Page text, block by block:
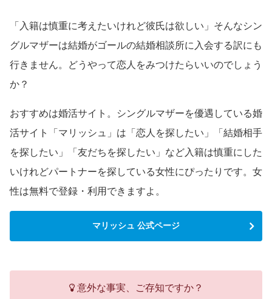
「入籍は慎重に考えたいけれど彼氏は欲しい」そんなシン
グルマザーは結婚がゴールの結婚相談所に入会する訳にも
行きません。どうやって恋人をみつけたらいいのでしょう
か？
おすすめは婚活サイト。シングルマザーを優遇している婚
活サイト「マリッシュ」は「恋人を探したい」「結婚相手
を探したい」「友だちを探したい」など入籍は慎重にした
いけれどパートナーを探している女性にぴったりです。女
性は無料で登録・利用できますよ。
マリッシュ 公式ページ
意外な事実、ご存知ですか？